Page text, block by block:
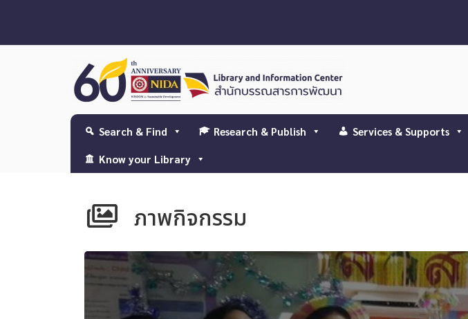
Search & Find Research & Publish Services & Supports
Know your Library
ภาพกิจกรรม